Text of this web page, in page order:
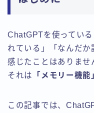
ChatGPTを使ってい
れている」「なんだか
感じたことはありませ
それは
「メモリー機能
この記事では、